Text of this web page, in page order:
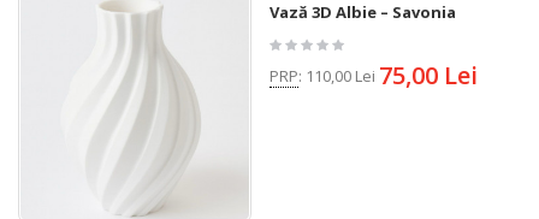
Vază 3D Albie – Savonia
PRP: 110,00 Lei 75,00 Lei